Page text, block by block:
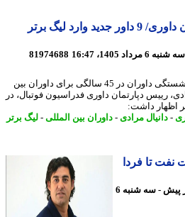
با اعلام رییس دپارتمان داوری/ 9 داور جدید وارد لیگ برتر
81974688
دانیال مرادی اعلام کرد قانون بازنشستگی داوران در 45 سالگی برای داوران بین
دپارتمان داوری فدراسیون فوتبال، در
داشت:
دانیال مرادی -داوران بین المللی-لیگ برتر
تا فردا
9 روز پیش - سه شنبه 6